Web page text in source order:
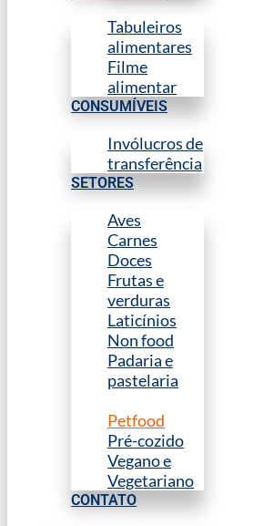
Tabuleiros
alimentares
Filme
alimentar
CONSUMÍVEIS
Invólucros de
transferência
SETORES
Aves
Carnes
Doces
Frutas e
verduras
Laticínios
Non food
Padaria e
pastelaria
Petfood
Pré-cozido
Vegano e
Vegetariano
CONTATO